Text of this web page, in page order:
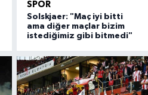
SPOR
Solskjaer: "Maç iyi bitti
ama diğer maçlar bizim
istediğimiz gibi bitmedi"